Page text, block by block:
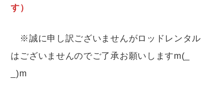
す）
※誠に申し訳ございませんがロッドレンタル
はございませんのでご了承お願いしますm(_
_)m